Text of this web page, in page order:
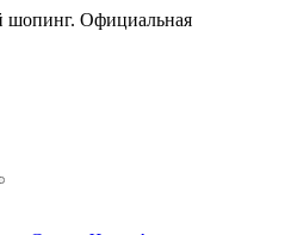
Официальная